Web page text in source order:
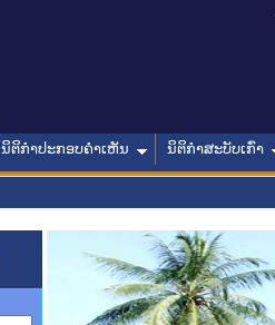
ນິຕິກໍາປະກອບຄໍາເຫັນ ນິຕິກໍາສະບັບເກົ່າ